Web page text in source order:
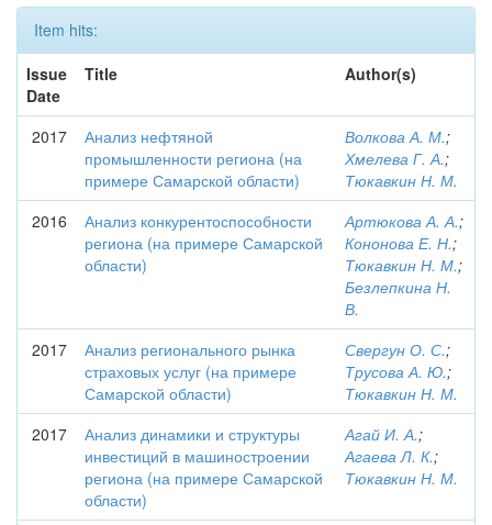
Item hits:
Issue
Date
Title Author(s)
2017
Анализ нефтяной
промышленности региона (на
примере Самарской области)
Волкова А. М.;
Хмелева Г. А.;
Тюкавкин Н. М.
2016
Анализ конкурентоспособности
региона (на примере Самарской
области)
Артюкова А. А.;
Кононова Е. Н.;
Тюкавкин Н. М.;
Безлепкина Н.
В.
2017
Анализ регионального рынка
страховых услуг (на примере
Самарской области)
Свергун О. С.;
Трусова А. Ю.;
Тюкавкин Н. М.
2017
Анализ динамики и структуры
инвестиций в машиностроении
региона (на примере Самарской
области)
Агай И. А.;
Агаева Л. К.;
Тюкавкин Н. М.